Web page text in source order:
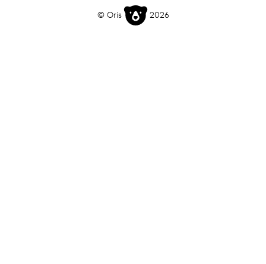
© Oris 2026